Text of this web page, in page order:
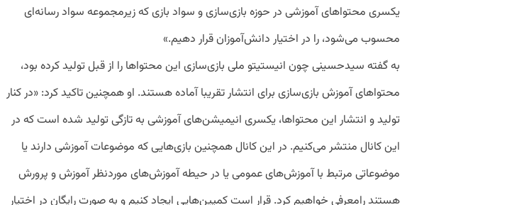
یکسری محتواهای آموزشی در حوزه بازی‌سازی و سواد بازی که زیرمجموعه سواد رسانه‌ای
محسوب می‌شود، را در اختیار دانش‌آموزان قرار دهیم.»
به گفته سیدحسینی چون انیستیتو ملی بازی‌سازی این محتواها را از قبل تولید کرده بود،
محتواهای آموزش بازی‌‌سازی برای انتشار تقریبا آماده هستند. او همچنین تاکید کرد: «در کنار
تولید و انتشار این محتواها، یکسری انیمیشن‌های آموزشی به تازگی تولید شده است که در
این کانال منتشر می‌کنیم. در این کانال همچنین بازی‌هایی که موضوعات آموزشی دارند یا
موضوعاتی مرتبط با آموزش‌های عمومی یا در حیطه آموزش‌های موردنظر آموزش و پرورش
هستند رامعرفی خواهیم کرد. قرار است کمپین‌هایی ایجاد کنیم و به صورت رایگان در اختیار